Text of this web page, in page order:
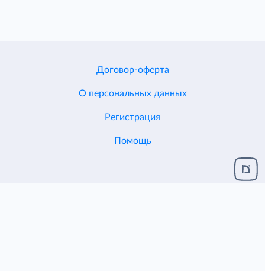
Договор-оферта
О персональных данных
Регистрация
Помощь